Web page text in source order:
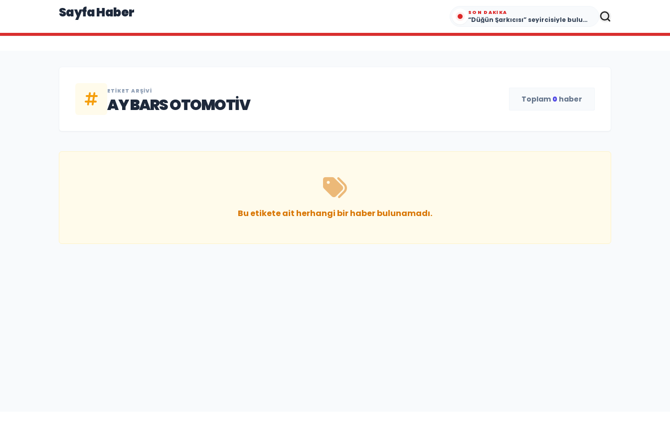
Sayfa Haber SON DAKIKA
“Düğün Şarkıcısı” seyircisiyle buluşmak için gün sayıyor
ETIKET ARŞIVI
AY BARS OTOMOTIV Toplam 0 haber
Bu etikete ait herhangi bir haber bulunamadı.